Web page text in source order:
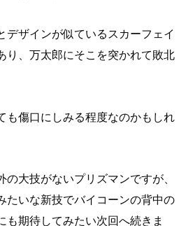
デザインが似ているスカーフェイ
り、万太郎にそこを突かれて敗北
も傷口にしみる程度なのかもしれ
の大技がないプリズマンですが、
たいな新技でバイコーンの背中の
も期待してみたい次回へ続きま